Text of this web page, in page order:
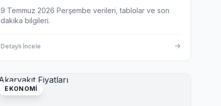
9 Temmuz 2026 Perşembe verileri, tablolar ve son
dakika bilgileri.
Detaylı İncele
EKONOMI